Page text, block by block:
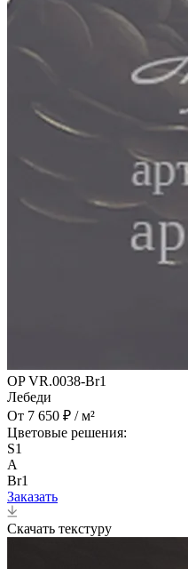
OP VR.0038-Br1
Лебеди
От 7 650 ₽ / м²
Цветовые решения:
S1
A
Br1
Заказать
Скачать текстуру